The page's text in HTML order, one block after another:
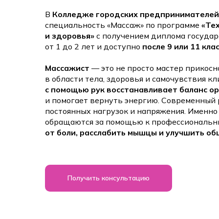
В Колледже городских
специальность «Массаж» по программе
и здоровья» с получением диплома
от 1 до 2 лет и доступно после 9 или 11
Массажист — это не просто мастер
в области тела, здоровья и самочувствия
с помощью рук восстанавливает баланс
и помогает вернуть энергию. Современный
постоянных нагрузок и напряжения.
обращаются за помощью к
от боли, расслабить мышцы и улучшить
Получить консультацию